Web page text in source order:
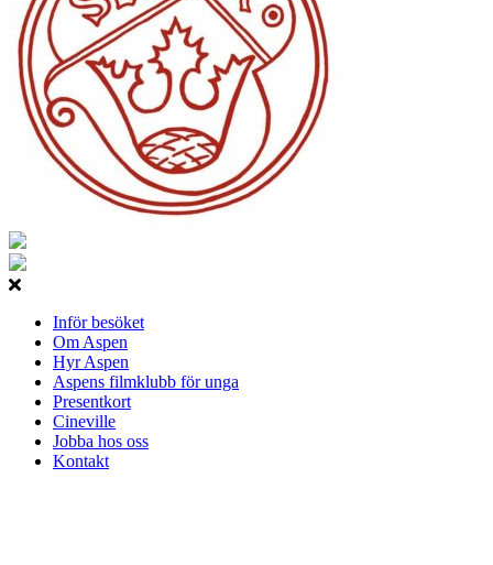
Inför besöket
Om Aspen
Hyr Aspen
Aspens filmklubb för unga
Presentkort
Cineville
Jobba hos oss
Kontakt